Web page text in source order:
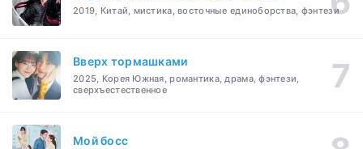
2019, Китай, мистика, восточные единоборства, фэнтези
Вверх тормашками
2025, Корея Южная, романтика, драма, фэнтези,
сверхъестественное
Мой босс